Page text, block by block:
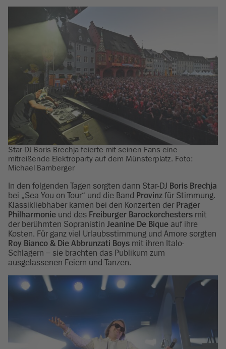
Star-DJ Boris Brechja feierte mit seinen Fans eine
mitreißende Elektroparty auf dem Münsterplatz. Foto:
Michael Bamberger
In den folgenden Tagen sorgten dann Star-DJ Boris Brechja
bei „Sea You on Tour“ und die Band Provinz für Stimmung.
Klassikliebhaber kamen bei den Konzerten derPrager
Philharmonie und des Freiburger Barockorchesters mit
der berühmten Sopranistin Jeanine De Bique auf ihre
Kosten. Für ganz viel Urlaubsstimmung und Amore sorgten
Roy Bianco & Die Abbrunzati Boys mit ihren Italo-
Schlagern – sie brachten das Publikum zum
ausgelassenen Feiern und Tanzen.